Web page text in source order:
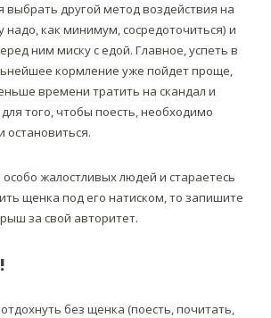
выбрать другой метод воздействия на
надо, как минимум, сосредоточиться) и
ним миску с едой. Главное, успеть в
кормление уже пойдет проще,
времени тратить на скандал и
того, чтобы поесть, необходимо
остановиться.
жалостливых людей и стараетесь
щенка под его натиском, то запишите
за свой авторитет.
без щенка (поесть, почитать,